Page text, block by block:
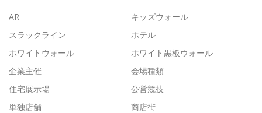
AR
キッズウォール
スラックライン
ホテル
ホワイトウォール
ホワイト黒板ウォール
企業主催
会場種類
住宅展示場
公営競技
単独店舗
商店街